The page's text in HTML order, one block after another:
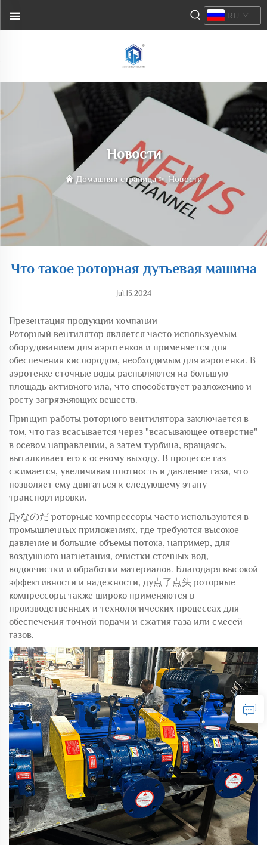
RU
Новости
Домашняя страница> Новости
Что такое роторная дутьевая машина
Jul.15.2024
Презентация продукции компании
Роторный вентилятор является часто используемым
оборудованием для аэротенков и применяется для
обеспечения кислородом, необходимым для аэротенка. В
аэротенке сточные воды распыляются на большую
площадь активного ила, что способствует разложению и
росту загрязняющих веществ.
Принцип работы роторного вентилятора заключается в
том, что газ всасывается через "всасывающее отверстие"
в осевом направлении, а затем турбина, вращаясь,
выталкивает его к осевому выходу. В процессе газ
сжимается, увеличивая плотность и давление газа, что
позволяет ему двигаться к следующему этапу
транспортировки.
Дуなのだ роторные компрессоры часто используются в
промышленных приложениях, где требуются высокое
давление и большие объемы потока, например, для
воздушного нагнетания, очистки сточных вод,
водоочистки и обработки материалов. Благодаря высокой
эффективности и надежности, ду点了点头 роторные
компрессоры также широко применяются в
производственных и технологических процессах для
обеспечения точной подачи и сжатия газа или смесей
газов.